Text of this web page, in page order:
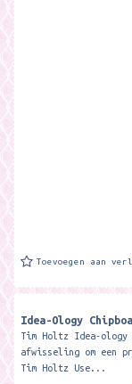
Toevoegen aan
Idea-Ology
Tim Holtz Idea-ology
afwisseling om een
Tim Holtz Use...